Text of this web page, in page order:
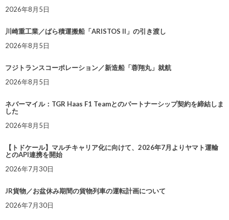
2026年8月5日
川崎重工業／ばら積運搬船「ARISTOS II」の引き渡し
2026年8月5日
フジトランスコーポレーション／新造船「蓉翔丸」就航
2026年8月5日
ネバーマイル：TGR Haas F1 Teamとのパートナーシップ契約を締結しま
した
2026年8月5日
【トドケール】マルチキャリア化に向けて、2026年7月よりヤマト運輸
とのAPI連携を開始
2026年7月30日
JR貨物／お盆休み期間の貨物列車の運転計画について
2026年7月30日